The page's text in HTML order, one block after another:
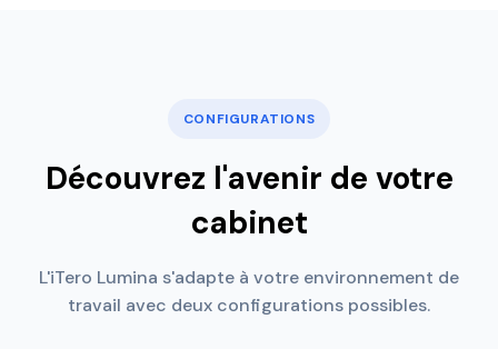
CONFIGURATIONS
Découvrez l'avenir de votre
cabinet
L'iTero Lumina s'adapte à votre environnement de
travail avec deux configurations possibles.